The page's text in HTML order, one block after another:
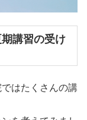
期講習の受け
はたくさんの講